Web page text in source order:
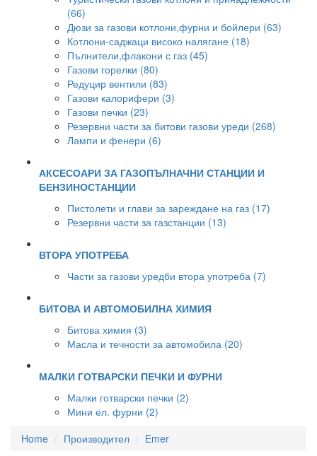
(66)
Дюзи за газови котлони,фурни и бойлери (63)
Котлони-саджаци високо налягане (18)
Пълнители,флакони с газ (45)
Газови горелки (80)
Редуцир вентили (83)
Газови калорифери (3)
Газови печки (23)
Резервни части за битови газови уреди (268)
Лампи и фенери (6)
АКСЕСОАРИ ЗА ГАЗОПЪЛНАЧНИ СТАНЦИИ И
БЕНЗИНОСТАНЦИИ
Пистолети и глави за зареждане на газ (17)
Резервни части за газстанции (13)
ВТОРА УПОТРЕБА
Части за газови уредби втора употреба (7)
БИТОВА И АВТОМОБИЛНА ХИМИЯ
Битова химия (3)
Масла и течности за автомобила (20)
МАЛКИ ГОТВАРСКИ ПЕЧКИ И ФУРНИ
Малки готварски печки (2)
Мини ел. фурни (2)
Home
Производител Emer